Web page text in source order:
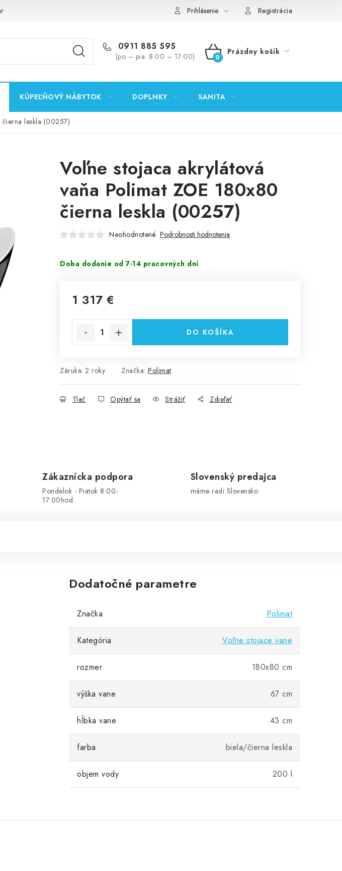
osobných údajov GDPR Predajňa Nitra Formulár na vrátenie tovaru
Prihlásenie Registrácia
0911 885 595
(po – pia: 8:00 – 17:00)
NÁKUPNÝ
Prázdny košík
KÚPEĽŇOVÝ NÁBYTOK DOPLNKY SANITA
čierna leskla (00257)
Voľne stojaca akrylátová
vaňa Polimat ZOE 180x80
čierna leskla (00257)
Neohodnotené Podrobnosti hodnotenia
Doba dodanie od 7-14 pracovných dní
1 317 €
DO KOŠÍKA
Záruka: 2 roky Značka: Polimat
Tlač Opýtať sa Strážiť Zdieľať
Zákaznícka podpora
Pondelok - Piatok 8:00-
17:00hod.
Slovenský predajca
máme radi Slovensko
Dodatočné parametre
Značka Polimat
Kategória Voľne stojace vane
rozmer 180x80 cm
výška vane 67 cm
hĺbka vane 43 cm
farba biela/čierna leskla
objem vody 200 l